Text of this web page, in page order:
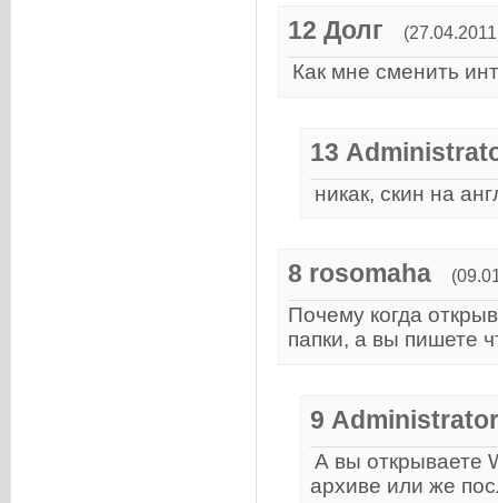
12 Долг
Как мне сменить
13
никак, скин на
8 rosomaha
Почему когда
папки, а вы пишете
9 Administrator
А вы открываете
архиве или же